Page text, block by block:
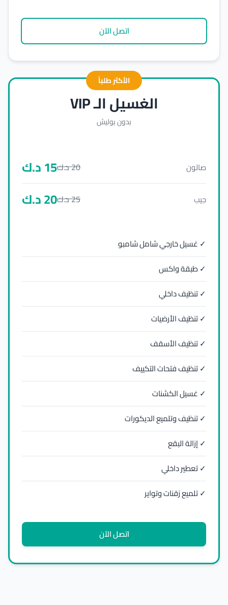
اتصل الآن
الأكثر طلباً
الغسيل الـ VIP
بدون بوليش
صالون 20د.ك15د.ك
جيب 25د.ك20د.ك
✓ غسيل خارجي شامل شامبو
✓ طبقة واكس
✓ تنظيف داخلي
✓ تنظيف الأرضيات
✓ تنظيف الأسقف
✓ تنظيف فتحات التكييف
✓ غسيل الكشنات
✓ تنظيف وتلميع الديكورات
✓ إزالة البقع
✓ تعطير داخلي
✓ تلميع زقنات وتواير
اتصل الآن